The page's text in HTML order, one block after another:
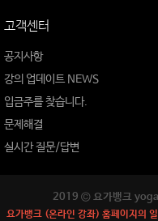
고객센터
공지사항
강의 업데이트 NEWS
입금주를 찾습니다.
문제해결
실시간 질문/답변
2019 © 요가뱅크
요가뱅크 (온라인 강좌) 홈페이지의